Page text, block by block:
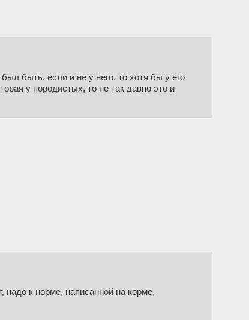
быть, если и не у него, то хотя бы у его
у породистых, то не так давно это и
надо к норме, написанной на корме,